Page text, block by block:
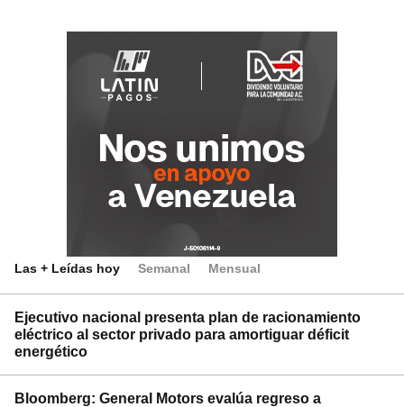
Las + Leídas hoy Semanal Mensual
Ejecutivo nacional presenta plan de racionamiento
eléctrico al sector privado para amortiguar déficit
energético
Bloomberg: General Motors evalúa regreso a